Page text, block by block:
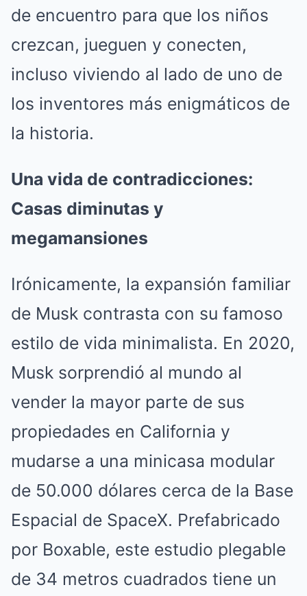
de encuentro para que los niños
crezcan, jueguen y conecten,
incluso viviendo al lado de uno de
los inventores más enigmáticos de
la historia.
Una vida de contradicciones:
Casas diminutas y
megamansiones
Irónicamente, la expansión familiar
de Musk contrasta con su famoso
estilo de vida minimalista. En 2020,
Musk sorprendió al mundo al
vender la mayor parte de sus
propiedades en California y
mudarse a una minicasa modular
de 50.000 dólares cerca de la Base
Espacial de SpaceX. Prefabricado
por Boxable, este estudio plegable
de 34 metros cuadrados tiene un